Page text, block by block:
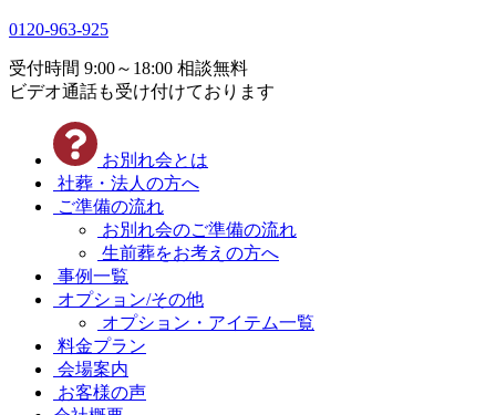
0120-963-925
受付時間 9:00～18:00 相談無料
ビデオ通話も受け付けております
お別れ会とは
社葬・法人の方へ
ご準備の流れ
お別れ会のご準備の流れ
生前葬をお考えの方へ
事例一覧
オプション/その他
オプション・アイテム一覧
料金プラン
会場案内
お客様の声